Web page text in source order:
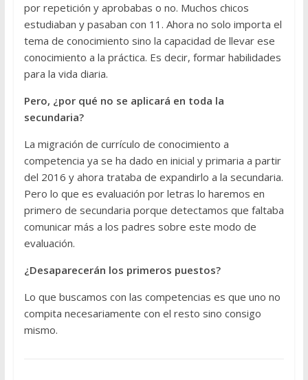
por repetición y aprobabas o no. Muchos chicos
estudiaban y pasaban con 11. Ahora no solo importa el
tema de conocimiento sino la capacidad de llevar ese
conocimiento a la práctica. Es decir, formar habilidades
para la vida diaria.
Pero, ¿por qué no se aplicará en toda la
secundaria?
La migración de currículo de conocimiento a
competencia ya se ha dado en inicial y primaria a partir
del 2016 y ahora trataba de expandirlo a la secundaria.
Pero lo que es evaluación por letras lo haremos en
primero de secundaria porque detectamos que faltaba
comunicar más a los padres sobre este modo de
evaluación.
¿Desaparecerán los primeros puestos?
Lo que buscamos con las competencias es que uno no
compita necesariamente con el resto sino consigo
mismo.